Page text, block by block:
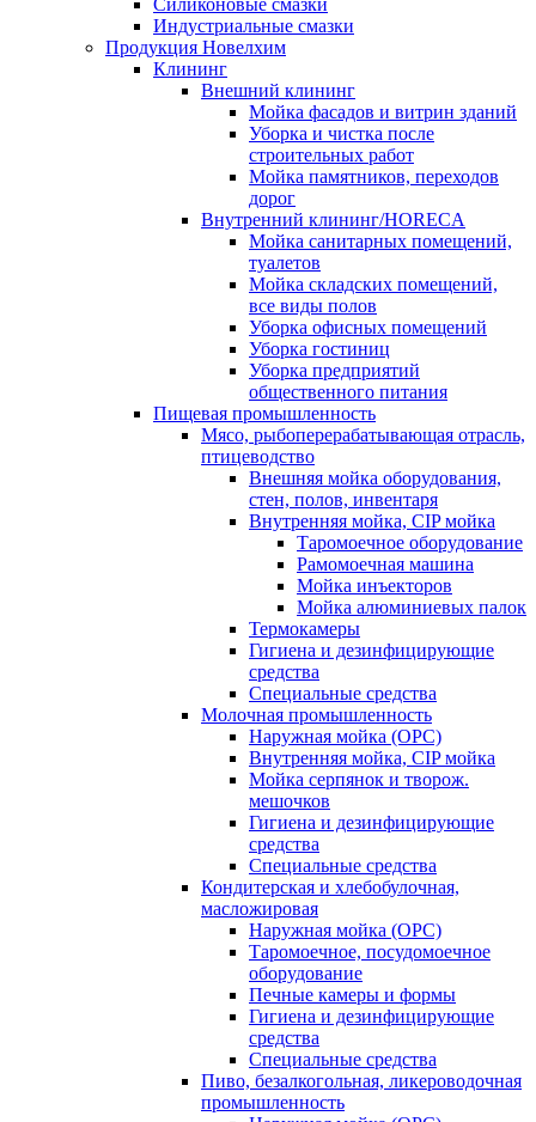
Силиконовые смазки
Индустриальные смазки
Продукция Новелхим
Клининг
Внешний клининг
Мойка фасадов и витрин зданий
Уборка и чистка после
строительных работ
Мойка памятников, переходов
дорог
Внутренний клининг/HORECA
Мойка санитарных помещений,
туалетов
Мойка складских помещений,
все виды полов
Уборка офисных помещений
Уборка гостиниц
Уборка предприятий
общественного питания
Пищевая промышленность
Мясо, рыбоперерабатывающая отрасль,
птицеводство
Внешняя мойка оборудования,
стен, полов, инвентаря
Внутренняя мойка, CIP мойка
Таромоечное оборудование
Рамомоечная машина
Мойка инъекторов
Мойка алюминиевых палок
Термокамеры
Гигиена и дезинфицирующие
средства
Специальные средства
Молочная промышленность
Наружная мойка (ОРС)
Внутренняя мойка, CIP мойка
Мойка серпянок и творож.
мешочков
Гигиена и дезинфицирующие
средства
Специальные средства
Кондитерская и хлебобулочная,
масложировая
Наружная мойка (ОРС)
Таромоечное, посудомоечное
оборудование
Печные камеры и формы
Гигиена и дезинфицирующие
средства
Специальные средства
Пиво, безалкогольная, ликероводочная
промышленность